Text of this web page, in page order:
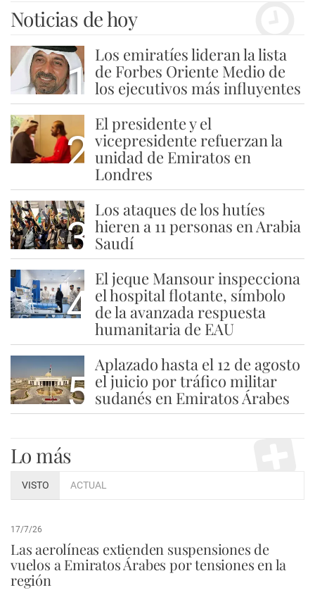
Noticias de hoy
1
Los emiratíes lideran la lista
de Forbes Oriente Medio de
los ejecutivos más influyentes
2
El presidente y el
vicepresidente refuerzan la
unidad de Emiratos en
Londres
3
Los ataques de los hutíes
hieren a 11 personas en Arabia
Saudí
4
El jeque Mansour inspecciona
el hospital flotante, símbolo
de la avanzada respuesta
humanitaria de EAU
5
Aplazado hasta el 12 de agosto
el juicio por tráfico militar
sudanés en Emiratos Árabes
Lo más
VISTO ACTUAL
17/7/26
Las aerolíneas extienden suspensiones de
vuelos a Emiratos Árabes por tensiones en la
región